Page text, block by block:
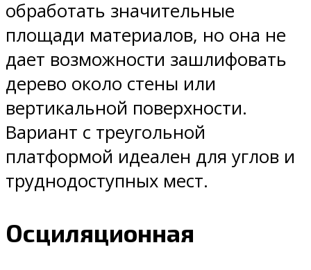
обработать значительные
площади материалов, но она не
дает возможности зашлифовать
дерево около стены или
вертикальной поверхности.
Вариант с треугольной
платформой идеален для углов и
труднодоступных мест.
Осциляционная